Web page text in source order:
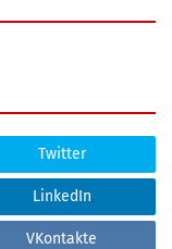
Twitter
LinkedIn
VKontakte